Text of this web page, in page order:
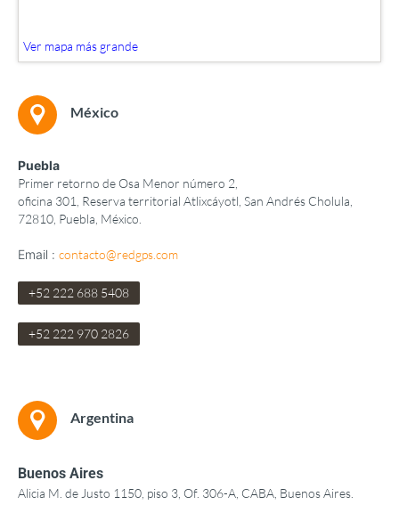
Ver mapa más grande
México
Puebla
Primer retorno de Osa Menor número 2,
oficina 301, Reserva territorial Atlixcáyotl, San Andrés Cholula,
72810, Puebla, México.
Email : contacto@redgps.com
+52 222 688 5408
+52 222 970 2826
Argentina
Buenos Aires
Alicia M. de Justo 1150, piso 3, Of. 306-A, CABA, Buenos Aires.